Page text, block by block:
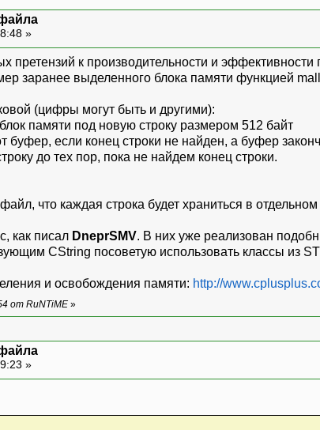
»
претензий к производительности и
заранее выделенного блока памяти функцией
(цифры могут быть и другими):
памяти под новую строку размером 512 байт
буфер, если конец строки не найден, а буфер
до тех пор, пока не найдем конец строки.
что каждая строка будет храниться в
как писал DneprSMV. В них уже реализован
CString посоветую использовать классы из
и освобождения памяти: http://
от RuNTiME »
»